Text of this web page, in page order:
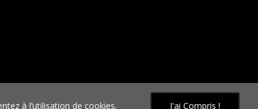
à l’utilisation de cookies. J'ai Compris !